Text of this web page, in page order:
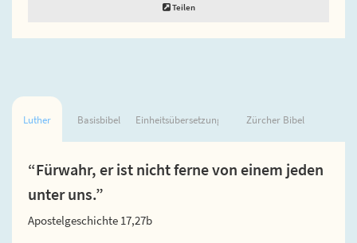
Teilen
Luther Basisbibel Einheitsübersetzung Zürcher Bibel
“Fürwahr, er ist nicht ferne von einem jeden
unter uns.”
Apostelgeschichte 17,27b